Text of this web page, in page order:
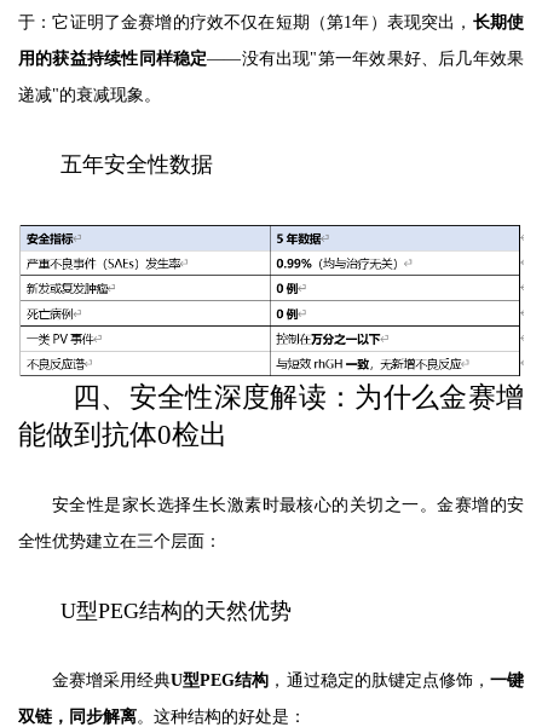
于：它证明了金赛增的疗效不仅在短期（第1年）表现突出， 长期使
用的获益持续性同样稳定——没有出现"第一年效果好、后几年效果
递减"的衰减现象。
五年安全性数据
四、安全性深度解读：为什么金赛增
能做到抗体0检出
安全性是家长选择生长激素时最核心的关切之一。金赛增的安
全性优势建立在三个层面：
U型PEG结构的天然优势
金赛增采用经典U型PEG结构 ，通过稳定的肽键定点修饰， 一键
双链，同步解离。这种结构的好处是：